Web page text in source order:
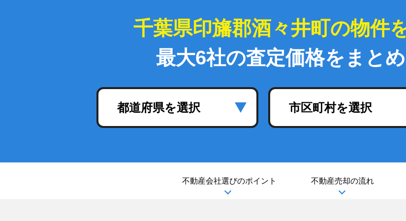
千葉県印旛郡酒々井町の物件
最大6社の査定価格をまと
都道府県を選択 市区町村を選択
不動産会社選びのポイント 不動産売却の流れ